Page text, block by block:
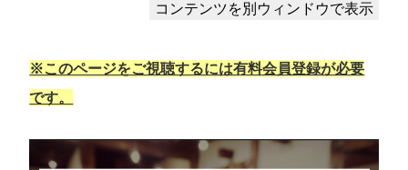
※このページをご視聴するには有料会員登録が必要
です。